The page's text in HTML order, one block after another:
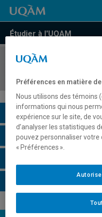
Étudier à l'UQAM
COURS//
Description du cours
Horaire - Été 2026
Préférences en matière
Nous utilisons des témoins
informations qui nous
expérience sur le site, de
d’analyser les statistiques
pouvez personnaliser votre
« Préférences ».